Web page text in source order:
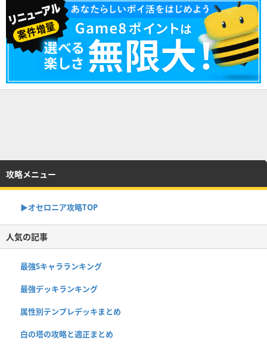
攻略メニュー
▶︎オセロニア攻略TOP
人気の記事
最強Sキャラランキング
最強デッキランキング
属性別テンプレデッキまとめ
白の塔の攻略と適正まとめ